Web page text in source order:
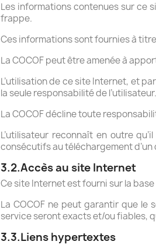
Les informations contenues sur ce
frappe.
Ces informations sont fournies à
La COCOF peut être amenée à
L’utilisation de ce site Internet, et
la seule responsabilité de l’utilisateur.
La COCOF décline toute
L’utilisateur reconnaît en outre
consécutifs au téléchargement
3.2.Accès au site Internet
Ce site Internet est fourni sur la
La COCOF ne peut garantir que
service seront exacts et/ou fiables,
3.3.Liens hypertextes